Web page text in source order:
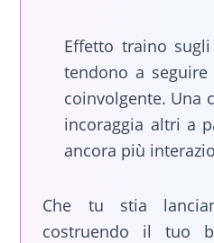
Effetto traino
tendono a
coinvolgente. Una
incoraggia altri a
ancora più
Che tu stia
costruendo il tuo